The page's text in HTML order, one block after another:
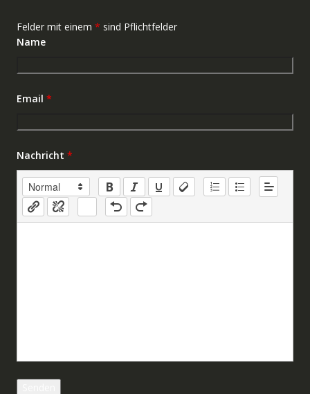
Felder mit einem * sind Pflichtfelder
Name
Email *
Nachricht *